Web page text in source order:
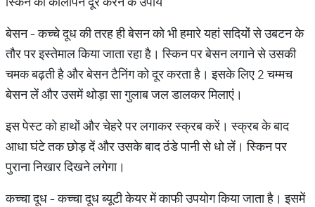
बेसन - कच्चे दूध की तरह ही बेसन को भी हमारे यहां सदियों से उबटन के
तौर पर इस्तेमाल किया जाता रहा है। स्किन पर बेसन लगाने से उसकी
चमक बढ़ती है और बेसन टैनिंग को दूर करता है। इसके लिए 2 चम्मच
बेसन लें और उसमें थोड़ा सा गुलाब जल डालकर मिलाएं।
इस पेस्ट को हाथों और चेहरे पर लगाकर स्क्रब करें। स्क्रब के बाद
आधा घंटे तक छोड़ दें और उसके बाद ठंडे पानी से धो लें। स्किन पर
पुराना निखार दिखने लगेगा।
कच्चा दूध - कच्चा दूध ब्यूटी केयर में काफी उपयोग किया जाता है। इसमें